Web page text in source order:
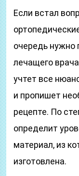
Если встал
очередь нужно
лечащего
учтет все
и пропишет
рецепте. По
определит
материал, из
изготовлена.